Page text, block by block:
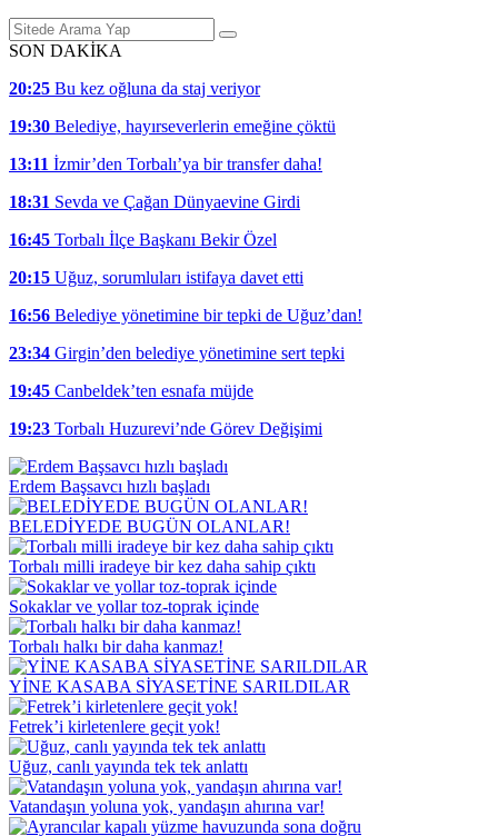
SON DAKİKA
20:25 Bu kez oğluna da staj veriyor
19:30 Belediye, hayırseverlerin emeğine çöktü
13:11 İzmir’den Torbalı’ya bir transfer daha!
18:31 Sevda ve Çağan Dünyaevine Girdi
16:45 Torbalı İlçe Başkanı Bekir Özel
20:15 Uğuz, sorumluları istifaya davet etti
16:56 Belediye yönetimine bir tepki de Uğuz’dan!
23:34 Girgin’den belediye yönetimine sert tepki
19:45 Canbeldek’ten esnafa müjde
19:23 Torbalı Huzurevi’nde Görev Değişimi
Erdem Başsavcı hızlı başladı
BELEDİYEDE BUGÜN OLANLAR!
Torbalı milli iradeye bir kez daha sahip çıktı
Sokaklar ve yollar toz-toprak içinde
Torbalı halkı bir daha kanmaz!
YİNE KASABA SİYASETİNE SARILDILAR
Fetrek’i kirletenlere geçit yok!
Uğuz, canlı yayında tek tek anlattı
Vatandaşın yoluna yok, yandaşın ahırına var!